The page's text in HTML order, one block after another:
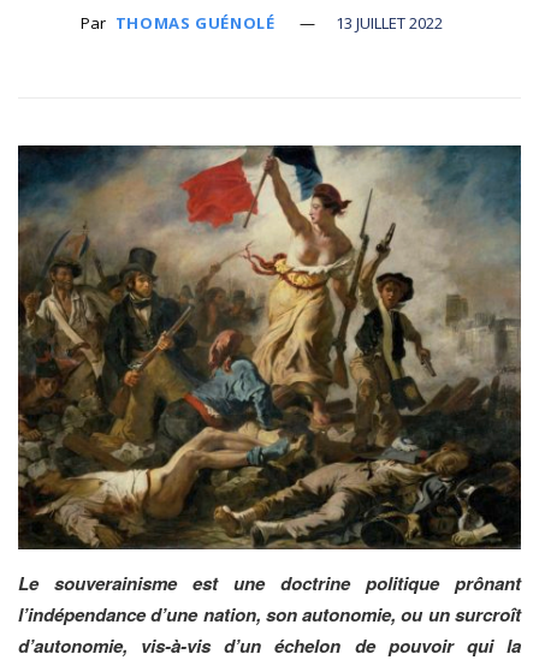
Par THOMAS GUÉNOLÉ 13 JUILLET 2022
Le souverainisme est une doctrine politique prônant
l’indépendance d’une nation, son autonomie, ou un surcroît
d’autonomie, vis-à-vis d’un échelon de pouvoir qui la